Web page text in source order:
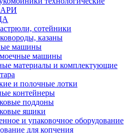
сотейники
казаны
машины
машины
материалы и комплектующие
и полочные лотки
контейнеры
поддоны
ящики
и упаковочное оборудование
для копчения